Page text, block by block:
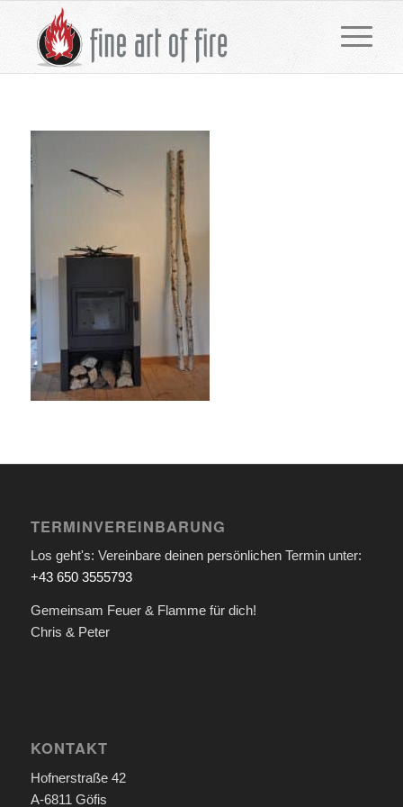
TERMINVEREINBARUNG
Los geht's: Vereinbare deinen persönlichen Termin unter:
+43 650 3555793
Gemeinsam Feuer & Flamme für dich!
Chris & Peter
KONTAKT
Hofnerstraße 42
A-6811 Göfis